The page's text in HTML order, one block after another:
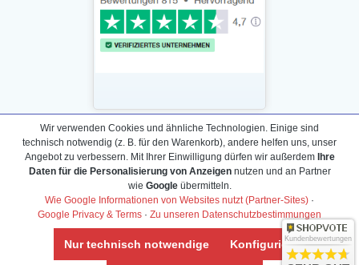
Daten­schutz­erklärung
Widerrufs­recht /Widerrufs­formular
AGB & Info
Impressum
Umwelt und Entsorgung
Vertrag widerrufen
Wir verwenden Cookies und ähnliche Technologien. Einige sind
technisch notwendig (z. B. für den Warenkorb), andere helfen uns, unser
Angebot zu verbessern. Mit Ihrer Einwilligung dürfen wir außerdem Ihre
Daten für die Personalisierung von Anzeigennutzen und an Partner
wie Googleübermitteln.
Wie Google Informationen von Websites nutzt (Partner-Sites) ·
Google Privacy & Terms · Zu unseren Datenschutzbestimmungen
Nur technisch notwendige KonfigurierenKundenbewertungen